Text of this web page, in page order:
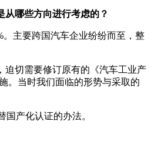
从哪些方向进行考虑的？
。主要跨国汽车企业纷纷而至，整
迫切需要修订原有的《汽车工业产
。当时我们面临的形势与采取的
产化认证的办法。